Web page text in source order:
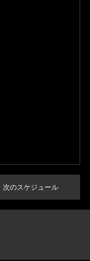
次のスケジュール